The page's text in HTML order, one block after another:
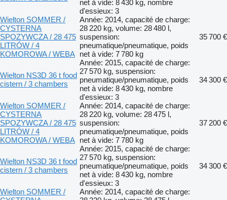
net à vide: 8 430 kg, nombre
d'essieux: 3
Wielton SOMMER /
CYSTERNA
SPOZYWCZA / 28 475
LITRÓW / 4
KOMOROWA / WEBA
Année: 2014, capacité de charge:
28 220 kg, volume: 28 480 l,
suspension:
pneumatique/pneumatique, poids
net à vide: 7 780 kg
35 700 €
Wielton NS3D 36 t food
cistern / 3 chambers
Année: 2015, capacité de charge:
27 570 kg, suspension:
pneumatique/pneumatique, poids
net à vide: 8 430 kg, nombre
d'essieux: 3
34 300 €
Wielton SOMMER /
CYSTERNA
SPOZYWCZA / 28 475
LITRÓW / 4
KOMOROWA / WEBA
Année: 2014, capacité de charge:
28 220 kg, volume: 28 475 l,
suspension:
pneumatique/pneumatique, poids
net à vide: 7 780 kg
37 200 €
Wielton NS3D 36 t food
cistern / 3 chambers
Année: 2015, capacité de charge:
27 570 kg, suspension:
pneumatique/pneumatique, poids
net à vide: 8 430 kg, nombre
d'essieux: 3
34 300 €
Wielton SOMMER /
Année: 2014, capacité de charge: